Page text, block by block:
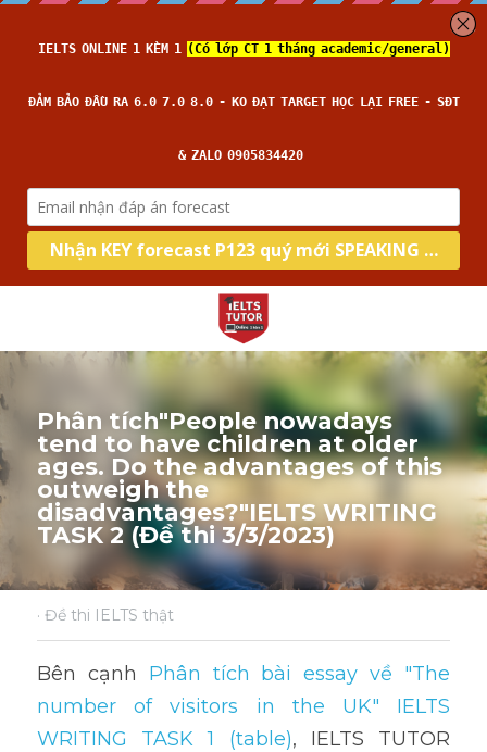
Phân tích"People nowadays
tend to have children at older
ages. Do the advantages of this
outweigh the
disadvantages?"IELTS WRITING
TASK 2 (Đề thi 3/3/2023)
· Đề thi IELTS thật
Bên cạnh Phân tích bài essay về "The
number of visitors in the UK" IELTS
WRITING TASK 1 (table), IELTS TUTOR